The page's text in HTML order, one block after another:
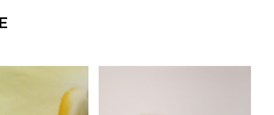
Detaliile fine și
aveți opțiunea de a programa o
dumneavoastră.
personalizării și disponibilitatea